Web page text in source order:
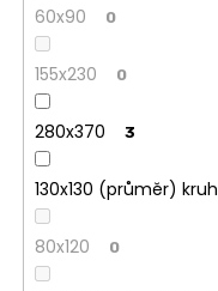
60x90 0
155x230 0
280x370 3
130x130 (průměr) kruh
80x120 0